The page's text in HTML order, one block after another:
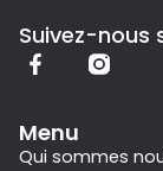
Suivez-nous
Menu
Qui sommes